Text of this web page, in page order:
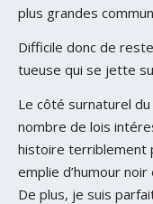
plus grandes
Difficile donc de
tueuse qui se jette
Le côté surnaturel
nombre de lois
histoire terriblement
emplie d’humour
De plus, je suis